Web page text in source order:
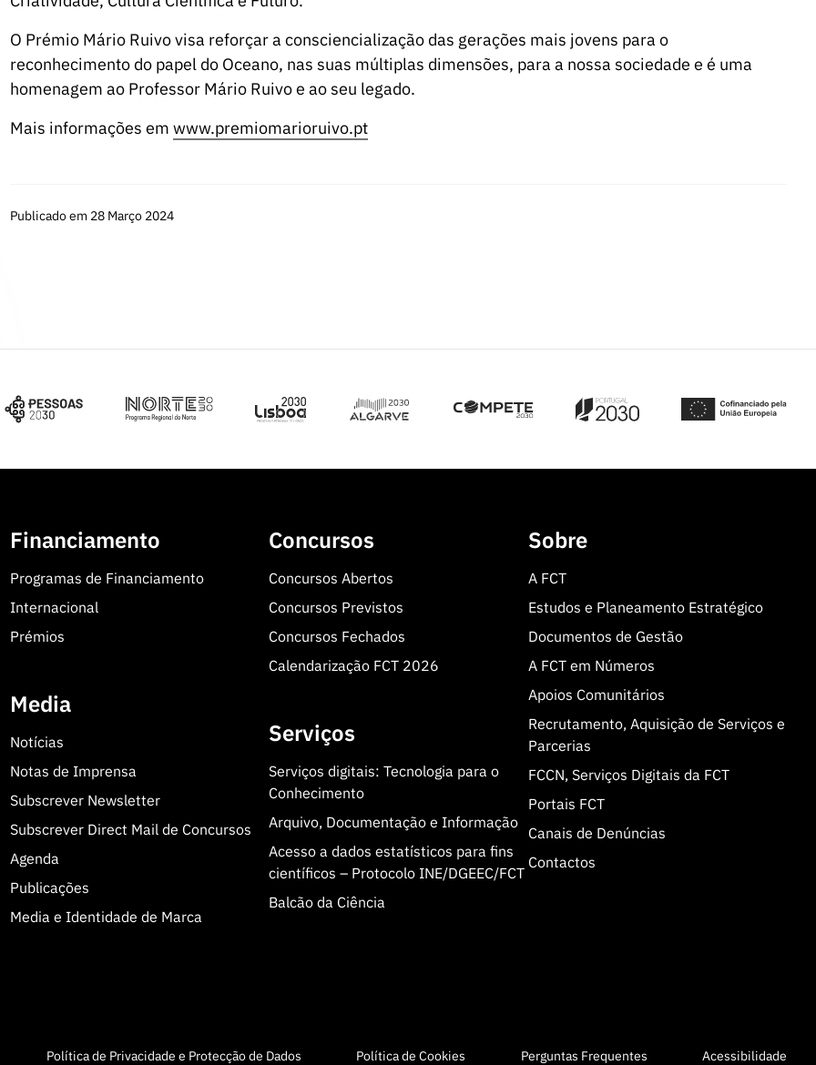
O Prémio Mário Ruivo visa reforçar a consciencialização das gerações mais jovens para o
reconhecimento do papel do Oceano, nas suas múltiplas dimensões, para a nossa sociedade e é uma
homenagem ao Professor Mário Ruivo e ao seu legado.
Mais informações em www.premiomarioruivo.pt
Publicado em 28 Março 2024
Financiamento
Programas de Financiamento
Internacional
Prémios
Media
Notícias
Notas de Imprensa
Subscrever Newsletter
Subscrever Direct Mail de Concursos
Agenda
Publicações
Media e Identidade de Marca
Concursos
Concursos Abertos
Concursos Previstos
Concursos Fechados
Calendarização FCT 2026
Serviços
Serviços digitais: Tecnologia para o
Conhecimento
Arquivo, Documentação e Informação
Acesso a dados estatísticos para fins
científicos – Protocolo INE/DGEEC/FCT
Balcão da Ciência
Sobre
A FCT
Estudos e Planeamento Estratégico
Documentos de Gestão
A FCT em Números
Apoios Comunitários
Recrutamento, Aquisição de Serviços e
Parcerias
FCCN, Serviços Digitais da FCT
Portais FCT
Canais de Denúncias
Contactos
Política de Privacidade e Protecção de Dados Política de Cookies Perguntas Frequentes Acessibilidade